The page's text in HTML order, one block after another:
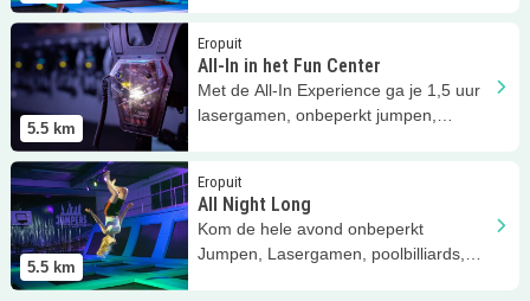
5.5 km
Eropuit
All-In in het Fun Center
Met de All-In Experience ga je 1,5 uur
lasergamen, onbeperkt jumpen,
Lees meerAll-In in het Fun Center
5.5 km
Eropuit
All Night Long
Kom de hele avond onbeperkt
Jumpen, Lasergamen, poolbilliards,
Lees meerAll Night Long